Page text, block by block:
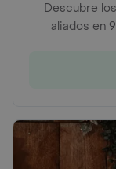
Descubre
aliados en